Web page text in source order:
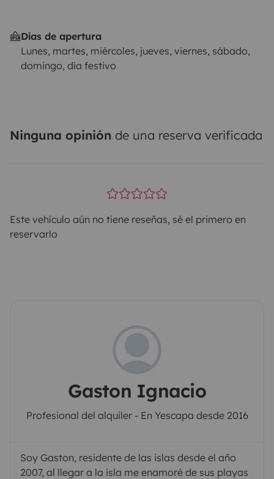
Días de apertura
Lunes, martes, miércoles, jueves, viernes, sábado,
domingo, día festivo
Ninguna opinión de una reserva verificada
Este vehículo aún no tiene reseñas, sé el primero en
reservarlo
Gaston Ignacio
Profesional del alquiler - En Yescapa desde 2016
Soy Gaston, residente de las islas desde el año
2007, al llegar a la isla me enamoré de sus playas